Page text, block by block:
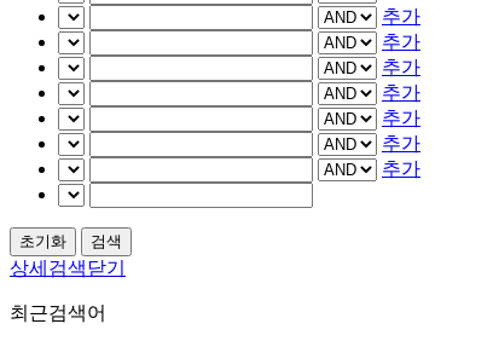
추가
추가
추가
추가
추가
추가
추가
상세검색닫기
최근검색어